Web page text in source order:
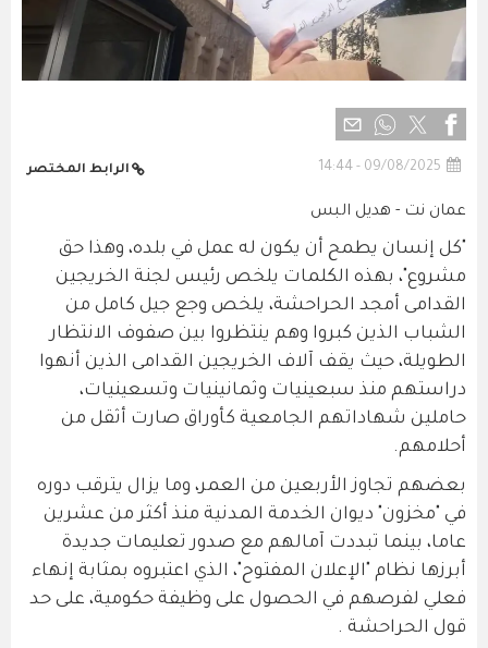
09/08/2025 - 14:44 الرابط المختصر
عمان نت - هديل البس
"كل إنسان يطمح أن يكون له عمل في بلده، وهذا حق
مشروع"، بهذه الكلمات يلخص رئيس لجنة الخريجين
القدامى أمجد الحراحشة، يلخص وجع جيل كامل من
الشباب الذين كبروا وهم ينتظروا بين صفوف الانتظار
الطويلة، حيث يقف آلاف الخريجين القدامى الذين أنهوا
دراستهم منذ سبعينيات وثمانينيات وتسعينيات،
حاملين شهاداتهم الجامعية كأوراق صارت أثقل من
أحلامهم.
بعضهم تجاوز الأربعين من العمر، وما يزال يترقب دوره
في "مخزون" ديوان الخدمة المدنية منذ أكثر من عشرين
عاما، بينما تبددت آمالهم مع صدور تعليمات جديدة
أبرزها نظام "الإعلان المفتوح"، الذي اعتبروه بمثابة إنهاء
فعلي لفرصهم في الحصول على وظيفة حكومية، على حد
قول الحراحشة .